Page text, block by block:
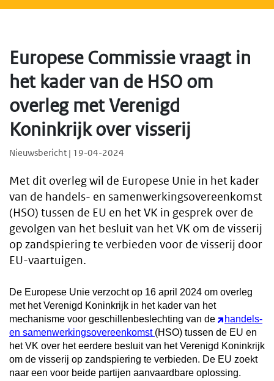
Europese Commissie vraagt in
het kader van de HSO om
overleg met Verenigd
Koninkrijk over visserij
Nieuwsbericht | 19-04-2024
Met dit overleg wil de Europese Unie in het kader
van de handels- en samenwerkingsovereenkomst
(HSO) tussen de EU en het VK in gesprek over de
gevolgen van het besluit van het VK om de visserij
op zandspiering te verbieden voor de visserij door
EU-vaartuigen.
De Europese Unie verzocht op 16 april 2024 om overleg
met het Verenigd Koninkrijk in het kader van het
mechanisme voor geschillenbeslechting van de
handels-
en samenwerkingsovereenkomst (HSO) tussen de EU en
het VK over het eerdere besluit van het Verenigd Koninkrijk
om de visserij op zandspiering te verbieden. De EU zoekt
naar een voor beide partijen aanvaardbare oplossing.